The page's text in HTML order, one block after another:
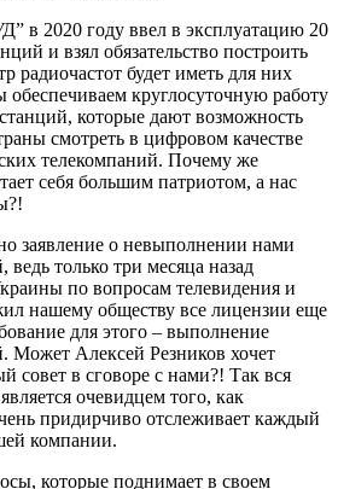
в 2020 году ввел в эксплуатацию 20
и взял обязательство построить
радиочастот будет иметь для них
круглосуточную работу
которые дают возможность
смотреть в цифровом качестве
телекомпаний. Почему же
себя большим патриотом, а нас
заявление о невыполнении нами
только три месяца назад
по вопросам телевидения и
нашему обществу все лицензии еще
для этого – выполнение
Может Алексей Резников хочет
совет в сговоре с нами?! Так вся
очевидцем того, как
придирчиво отслеживает каждый
компании.
которые поднимает в своем